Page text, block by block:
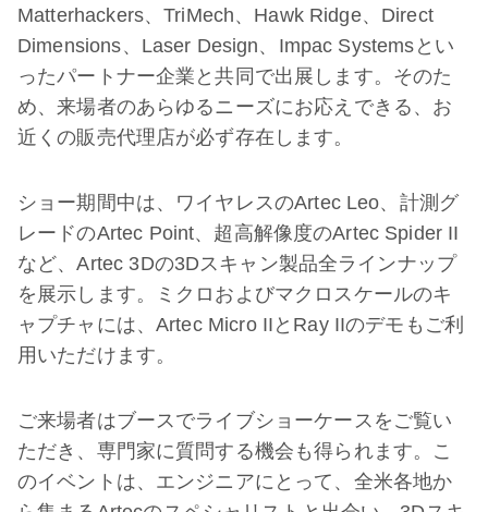
Matterhackers、TriMech、Hawk Ridge、Direct
Dimensions、Laser Design、Impac Systemsとい
ったパートナー企業と共同で出展します。そのた
め、来場者のあらゆるニーズにお応えできる、お
近くの販売代理店が必ず存在します。
ショー期間中は、ワイヤレスのArtec Leo、計測グ
レードのArtec Point、超高解像度のArtec Spider II
など、Artec 3Dの3Dスキャン製品全ラインナップ
を展示します。ミクロおよびマクロスケールのキ
ャプチャには、Artec Micro IIとRay IIのデモもご利
用いただけます。
ご来場者はブースでライブショーケースをご覧い
ただき、専門家に質問する機会も得られます。こ
のイベントは、エンジニアにとって、全米各地か